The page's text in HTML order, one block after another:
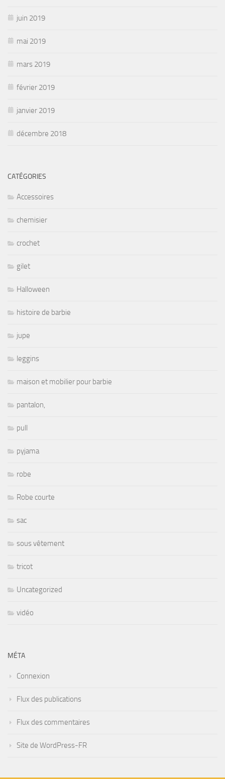
juin 2019
mai 2019
mars 2019
février 2019
janvier 2019
décembre 2018
CATÉGORIES
Accessoires
chemisier
crochet
gilet
Halloween
histoire de barbie
jupe
leggins
maison et mobilier pour barbie
pantalon,
pull
pyjama
robe
Robe courte
sac
sous vêtement
tricot
Uncategorized
vidéo
MÉTA
Connexion
Flux des publications
Flux des commentaires
Site de WordPress-FR